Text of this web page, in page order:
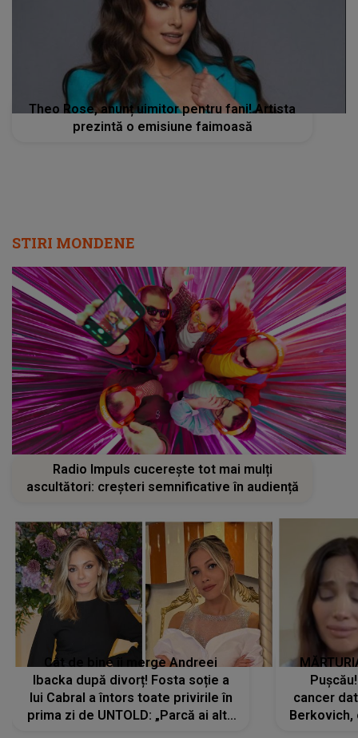
Theo Rose, anunț uimitor pentru fani! Artista
prezintă o emisiune faimoasă
STIRI MONDENE
Radio Impuls cucerește tot mai mulți
ascultători: creșteri semnificative în audiență
Cât de bine îi merge Andreei
Ibacka după divorț! Fosta soție a
lui Cabral a întors toate privirile în
prima zi de UNTOLD: „Parcă ai altă
cancer